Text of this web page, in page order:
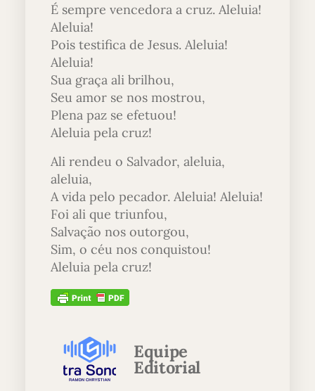
É sempre vencedora a cruz. Aleluia!
Aleluia!
Pois testifica de Jesus. Aleluia!
Aleluia!
Sua graça ali brilhou,
Seu amor se nos mostrou,
Plena paz se efetuou!
Aleluia pela cruz!
Ali rendeu o Salvador, aleluia,
aleluia,
A vida pelo pecador. Aleluia! Aleluia!
Foi ali que triunfou,
Salvação nos outorgou,
Sim, o céu nos conquistou!
Aleluia pela cruz!
Equipe
Editorial